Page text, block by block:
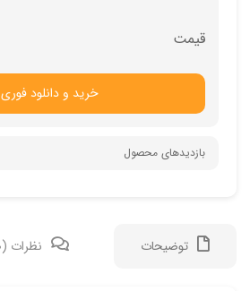
خرید و دانلود فوری
بازدیدهای محصول
توضیحات نظرات (0)